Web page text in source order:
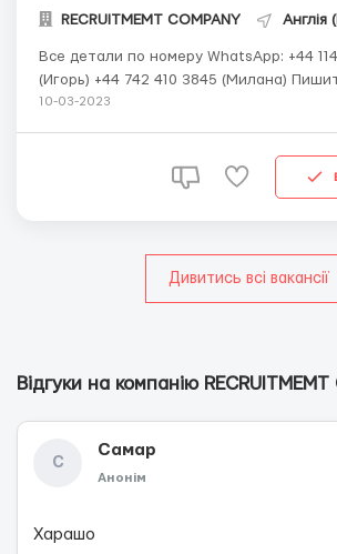
RECRUITMEMT COMPANY Англія
Все детали по номеру WhatsApp: +44 114 352 0985
(Игорь) +44 742 410 3845 (Милана) Пишите!!! Работаем
только с гражданами стран: Россия,
Менеджеры нашей компании полностью
10-03-2023
Дивитись всі вакансії
Відгуки на компанію
С
Самар
Анонім
Харашо